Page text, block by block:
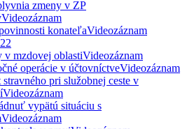
zmeny v ZP
Videozáznam
konateľaVideozáznam
mzdovej oblastiVideozáznam
operácie v účtovníctveVideozáznam
pri služobnej ceste v
Videozáznam
vypätú situáciu s
Videozáznam